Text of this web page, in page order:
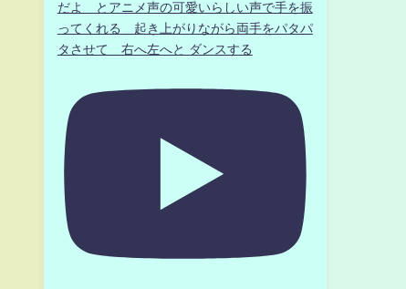
だよ とアニメ声の可愛いらしい声で手を振
ってくれる 起き上がりながら両手をパタパ
タさせて 右へ左へと ダンスする